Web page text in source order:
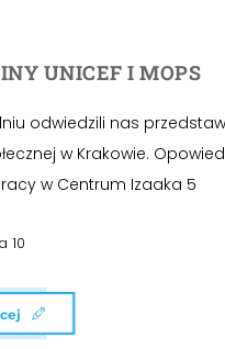
UNICEF I MOPS
odwiedzili nas
w Krakowie.
w Centrum Izaaka 5
10